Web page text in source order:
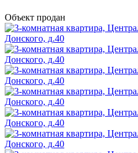
Объект продан